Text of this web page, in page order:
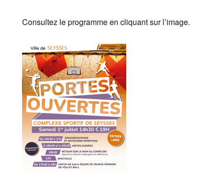
Consultez le programme en cliquant sur l’image.